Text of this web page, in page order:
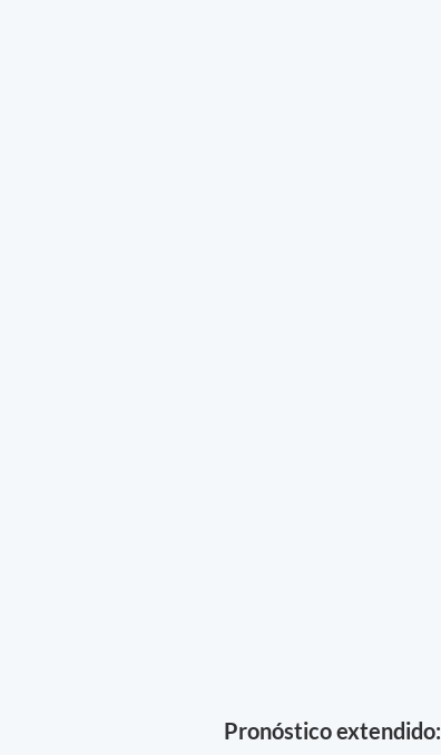
Pronóstico extendido: